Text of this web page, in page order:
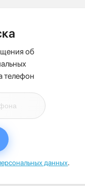
об
телефон
данных.